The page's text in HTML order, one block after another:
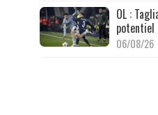
OL :
potentiel
06/08/26